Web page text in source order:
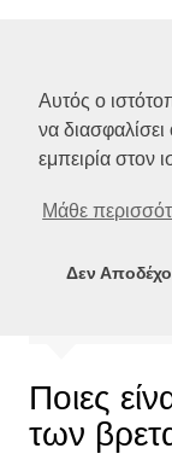
Αυτός ο
να διασφαλίσει
εμπειρία στον
Μάθε
Δεν
Ποιες
των